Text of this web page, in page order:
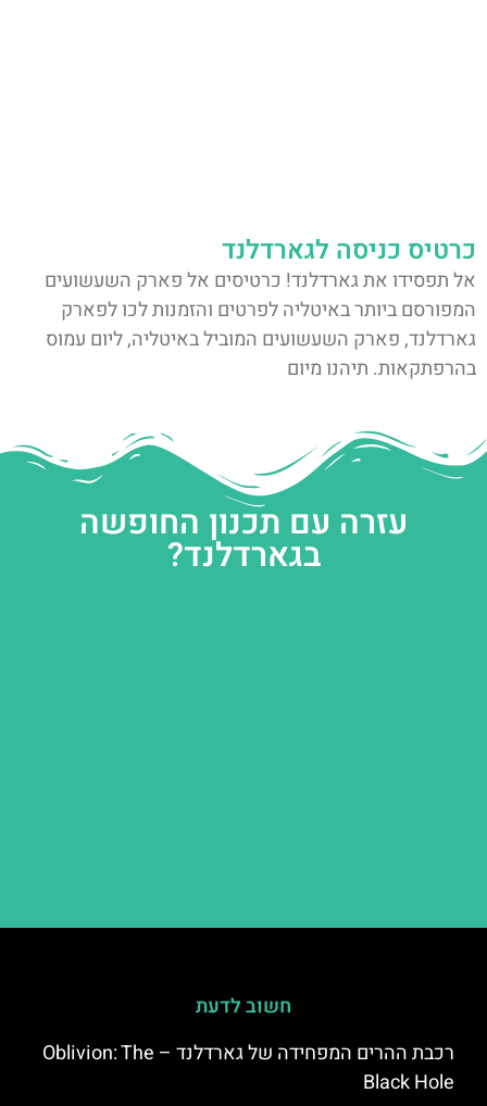
כרטיס כניסה לגארדלנד
אל תפסידו את גארדלנד! כרטיסים אל פארק השעשועים
המפורסם ביותר באיטליה לפרטים והזמנות לכו לפארק
גארדלנד, פארק השעשועים המוביל באיטליה, ליום עמוס
בהרפתקאות. תיהנו מיום
עזרה עם תכנון החופשה
בגארדלנד?
חשוב לדעת
רכבת ההרים המפחידה של גארדלנד – Oblivion: The
Black Hole